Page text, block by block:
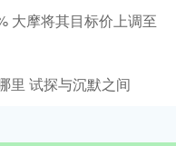
大摩将其目标价上调至
里 试探与沉默之间